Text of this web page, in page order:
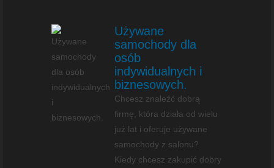
Używane
samochody dla
osób
indywidualnych i
biznesowych.
Chcesz znaleźć dobrą
firmę, która działa od wielu
już lat i oferuje używane
samochody z salonu?
Kiedy chcesz zakupić dobry